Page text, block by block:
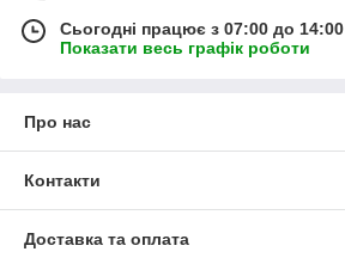
Сьогодні працює з 07:00 до 14:00
Показати весь графік роботи
Про нас
Контакти
Доставка та оплата